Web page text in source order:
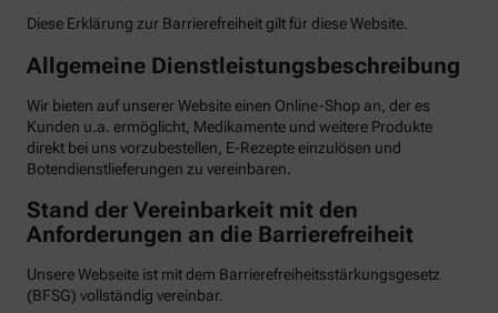
Diese Erklärung zur Barrierefreiheit gilt für diese Website.
Allgemeine Dienstleistungsbeschreibung
Wir bieten auf unserer Website einen Online-Shop an, der es
Kunden u.a. ermöglicht, Medikamente und weitere Produkte
direkt bei uns vorzubestellen, E-Rezepte einzulösen und
Botendienstlieferungen zu vereinbaren.
Stand der Vereinbarkeit mit den
Anforderungen an die Barrierefreiheit
Unsere Webseite ist mit dem Barrierefreiheitsstärkungsgesetz
(BFSG) vollständig vereinbar.